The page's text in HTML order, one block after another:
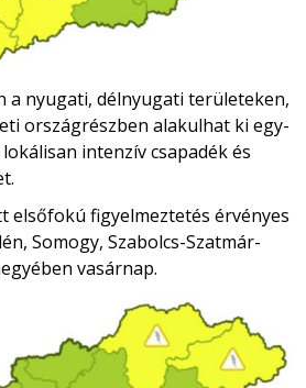
a nyugati, délnyugati területeken,
országrészben alakulhat ki egy-
intenzív csapadék és
elsőfokú figyelmeztetés érvényes
Somogy, Szabolcs-Szatmár-
vasárnap.